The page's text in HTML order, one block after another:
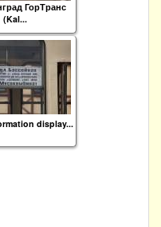
ГорТранс
(Kal...
display...